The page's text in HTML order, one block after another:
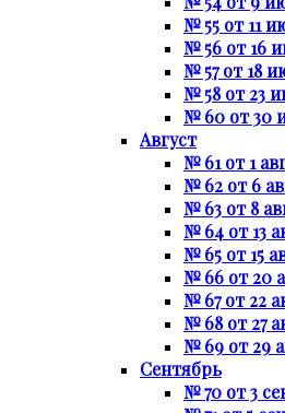
№ 55 от 11
№ 56 от 16
№ 57 от 18
№ 58 от 23
№ 60 от 30
Август
№ 61 от 1
№ 62 от 6
№ 63 от 8
№ 64 от 13
№ 65 от 15
№ 66 от 20
№ 67 от 22
№ 68 от 27
№ 69 от 29
Сентябрь
№ 70 от 3